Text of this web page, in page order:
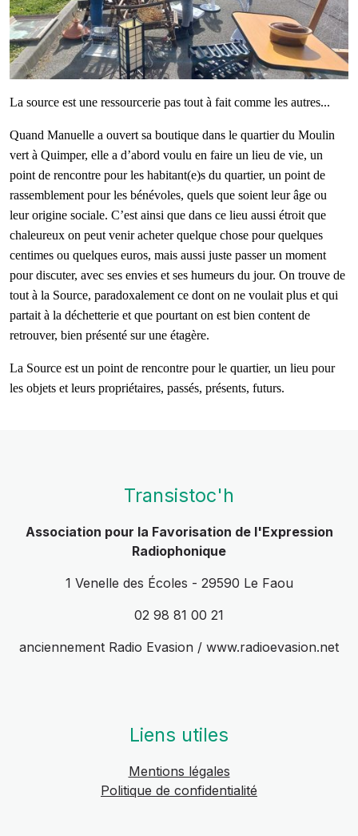
La source est une ressourcerie pas tout à fait comme les autres...
Quand Manuelle a ouvert sa boutique dans le quartier du Moulin
vert à Quimper, elle a d’abord voulu en faire un lieu de vie, un
point de rencontre pour les habitant(e)s du quartier, un point de
rassemblement pour les bénévoles, quels que soient leur âge ou
leur origine sociale. C’est ainsi que dans ce lieu aussi étroit que
chaleureux on peut venir acheter quelque chose pour quelques
centimes ou quelques euros, mais aussi juste passer un moment
pour discuter, avec ses envies et ses humeurs du jour. On trouve de
tout à la Source, paradoxalement ce dont on ne voulait plus et qui
partait à la déchetterie et que pourtant on est bien content de
retrouver, bien présenté sur une étagère.
La Source est un point de rencontre pour le quartier, un lieu pour
les objets et leurs propriétaires, passés, présents, futurs.
Transistoc'h
Association pour la Favorisation de l'Expression
Radiophonique
1 Venelle des Écoles - 29590 Le Faou
02 98 81 00 21
anciennement Radio Evasion / www.radioevasion.net
Liens utiles
Mentions légales
Politique de confidentialité